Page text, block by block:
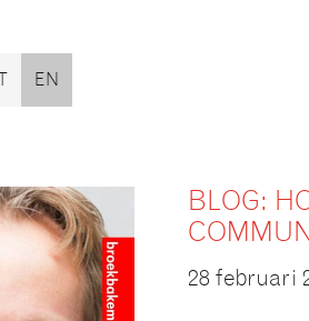
EN
BLOG:
28 februari